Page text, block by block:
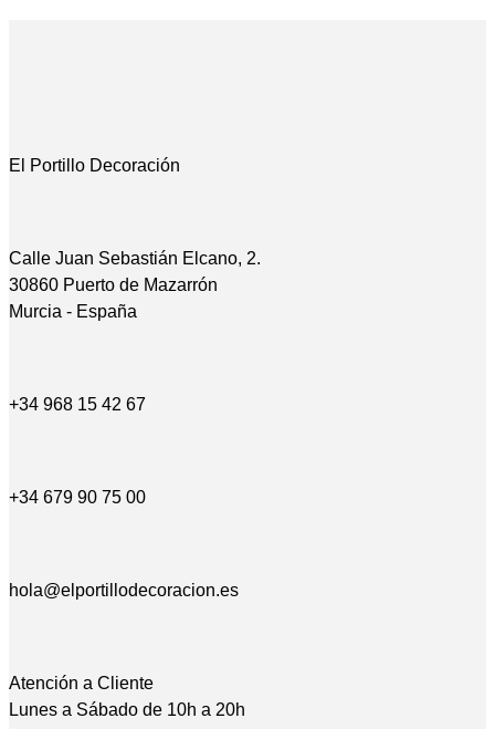
El Portillo Decoración
Calle Juan Sebastián Elcano, 2.
30860 Puerto de Mazarrón
Murcia - España
+34 968 15 42 67
+34 679 90 75 00
hola@elportillodecoracion.es
Atención a Cliente
Lunes a Sábado de 10h a 20h